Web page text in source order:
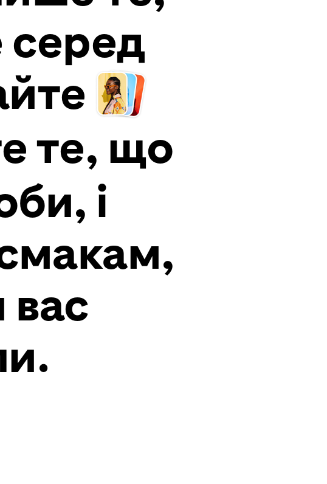
те, що
і
вас